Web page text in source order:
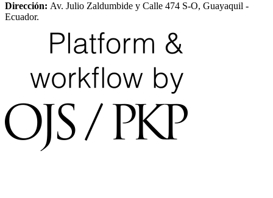
Dirección: Av. Julio Zaldumbide y Calle 474 S-O, Guayaquil -
Ecuador.